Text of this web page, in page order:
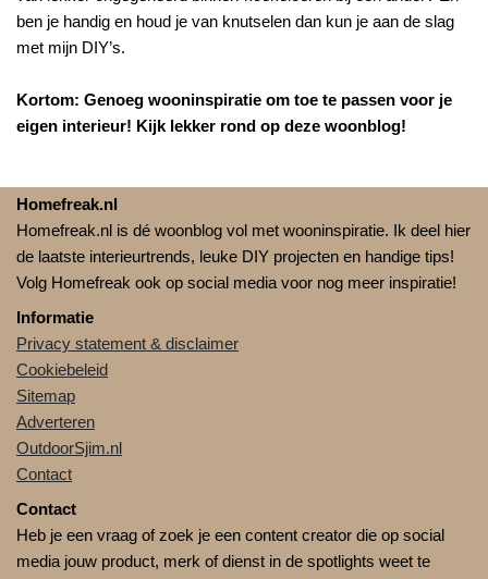
ben je handig en houd je van knutselen dan kun je aan de slag
met mijn DIY’s.
Kortom: Genoeg wooninspiratie om toe te passen voor je
eigen interieur! Kijk lekker rond op deze woonblog!
Homefreak.nl
Homefreak.nl is dé woonblog vol met wooninspiratie. Ik deel hier
de laatste interieurtrends, leuke DIY projecten en handige tips!
Volg Homefreak ook op social media voor nog meer inspiratie!
Informatie
Privacy statement & disclaimer
Cookiebeleid
Sitemap
Adverteren
OutdoorSjim.nl
Contact
Contact
Heb je een vraag of zoek je een content creator die op social
media jouw product, merk of dienst in de spotlights weet te